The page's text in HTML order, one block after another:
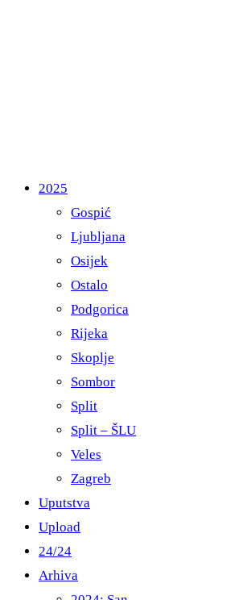
2025
Gospić
Ljubljana
Osijek
Ostalo
Podgorica
Rijeka
Skoplje
Sombor
Split
Split – ŠLU
Veles
Zagreb
Uputstva
Upload
24/24
Arhiva